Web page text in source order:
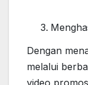
Dengan
melalui